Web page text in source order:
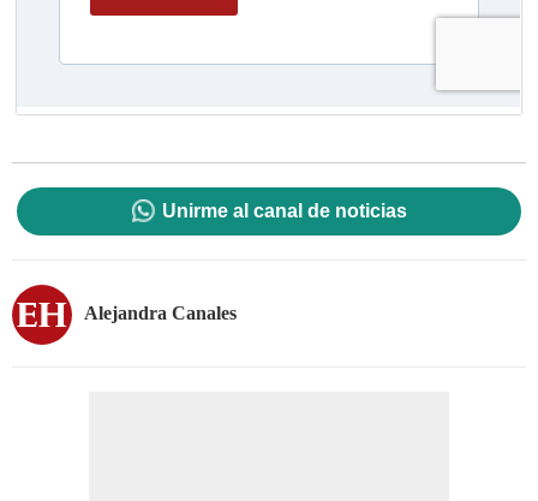
Unirme al canal de noticias
Alejandra Canales